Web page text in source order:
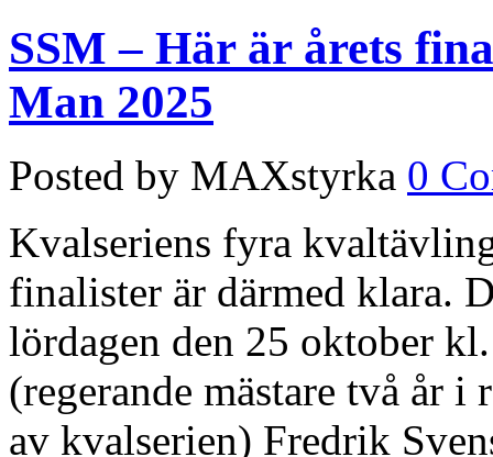
SSM – Här är årets
Man 2025
Posted by MAXstyrka 0
Kvalseriens fyra
finalister är därmed klara.
lördagen den 25 oktober
(regerande mästare två år
av kvalserien) Fredrik